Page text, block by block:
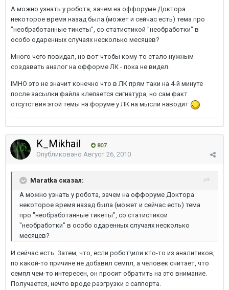
А можно узнать у робота, зачем на оффоруме Доктора
некоторое время назад была (может и сейчас есть) тема про
"необработанные тикеты", со статистикой "необработки" в
особо одаренных случаях несколько месяцев?
Много чего повидал, но вот чтобы кому-то стало нужным
создавать аналог на офформе ЛК - пока не видел.
IMHO это не значит конечно что в ЛК прям таки на 4-й минуте
после засылки файла клепается сигнатура, но сам факт
отсутствия этой темы на форуме у ЛК на мысли наводит
K_Mikhail 807
Опубликовано Август 26, 2010
Maratka сказал:
А можно узнать у робота, зачем на оффоруме Доктора
некоторое время назад была (может и сейчас есть) тема
про "необработанные тикеты", со статистикой
"необработки" в особо одаренных случаях несколько
месяцев?
И сейчас есть. Затем, что, если робот\или кто-то из аналитиков,
по какой-то причине не добавил семпл, а человек считает, что
семпл чем-то интересен, он просит обратить на это внимание.
Получается, нечто вроде разгрузки с саппорта.